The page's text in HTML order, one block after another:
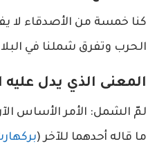
كنا خمسة من الأصدقاء لا
الحرب وتفرق شملنا في
المعنى الذي يدل عليه
لمّ الشمل: الأمر الأساس
ما قاله أحدهما للآخر (